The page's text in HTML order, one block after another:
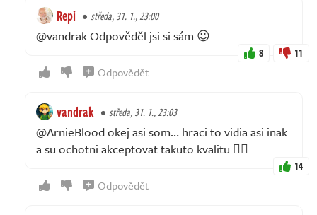
Repi středa, 31. 1., 23:00
@vandrak Odpověděl jsi si sám 😉
8 11
Odpovědět
vandrak středa, 31. 1., 23:03
@ArnieBlood okej asi som… hraci to vidia asi inak
a su ochotni akceptovat takuto kvalitu 🤷‍♂️
14
Odpovědět